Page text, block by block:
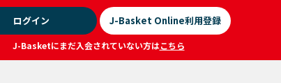
ログイン J-Basket Online利用登録
J-Basketにまだ入会されていない方はこちら